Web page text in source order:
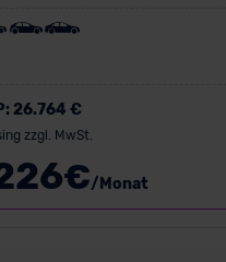
26.764 €
zzgl. MwSt.
€/Monat